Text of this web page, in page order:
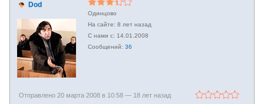
Dod
Одинцово
8 лет назад
14.01.2008
36
Отправлено 20 марта 2008 в 10:58 — 18 лет назад